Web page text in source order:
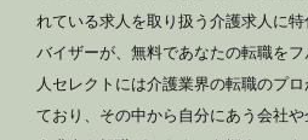
れている求人を取り扱う介護求人に
バイザーが、無料であなたの転職を
人セレクトには介護業界の転職のプ
ており、その中から自分にあう会社